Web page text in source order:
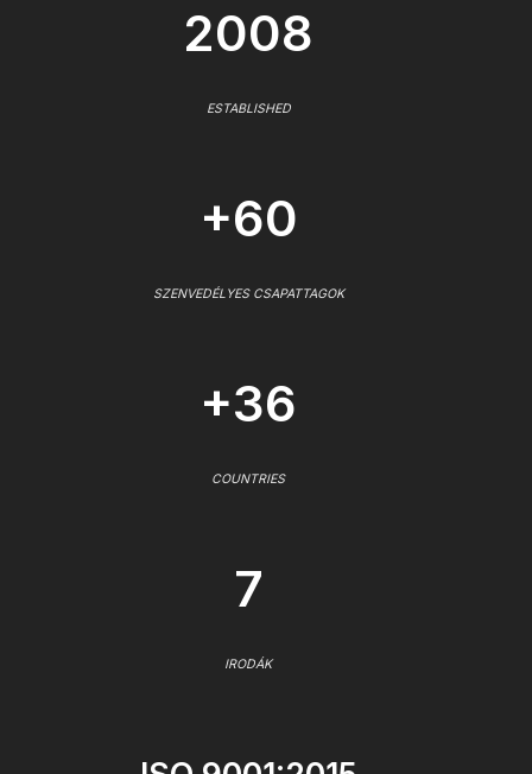
2008
ESTABLISHED
+60
SZENVEDÉLYES CSAPATTAGOK
+36
COUNTRIES
7
IRODÁK